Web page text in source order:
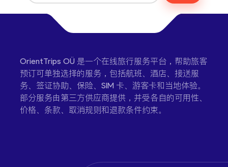
OrientTrips OÜ 是一个在线旅行服务平台，帮助旅客
预订可单独选择的服务，包括航班、酒店、接送服
务、签证协助、保险、SIM 卡、游客卡和当地体验。
部分服务由第三方供应商提供，并受各自的可用性、
价格、条款、取消规则和退款条件约束。